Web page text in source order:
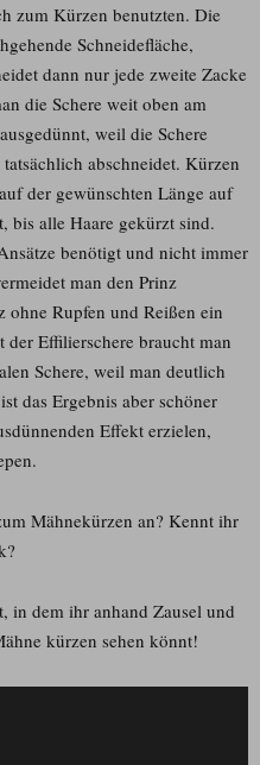
zum Kürzen benutzten. Die
Schneidefläche,
dann nur jede zweite Zacke
die Schere weit oben am
weil die Schere
abschneidet. Kürzen
der gewünschten Länge auf
bis alle Haare gekürzt sind.
benötigt und nicht immer
man den Prinz
Rupfen und Reißen ein
Effilierschere braucht man
Schere, weil man deutlich
das Ergebnis aber schöner
Effekt erzielen,
Mähnekürzen an? Kennt ihr
in dem ihr anhand Zausel und
kürzen sehen könnt!